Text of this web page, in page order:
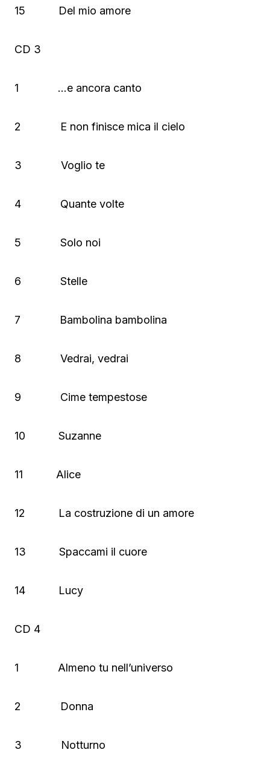
15 Del mio amore
CD 3
1 …e ancora canto
2 E non finisce mica il cielo
3 Voglio te
4 Quante volte
5 Solo noi
6 Stelle
7 Bambolina bambolina
8 Vedrai, vedrai
9 Cime tempestose
10 Suzanne
11 Alice
12 La costruzione di un amore
13 Spaccami il cuore
14 Lucy
CD 4
1 Almeno tu nell’universo
2 Donna
3 Notturno